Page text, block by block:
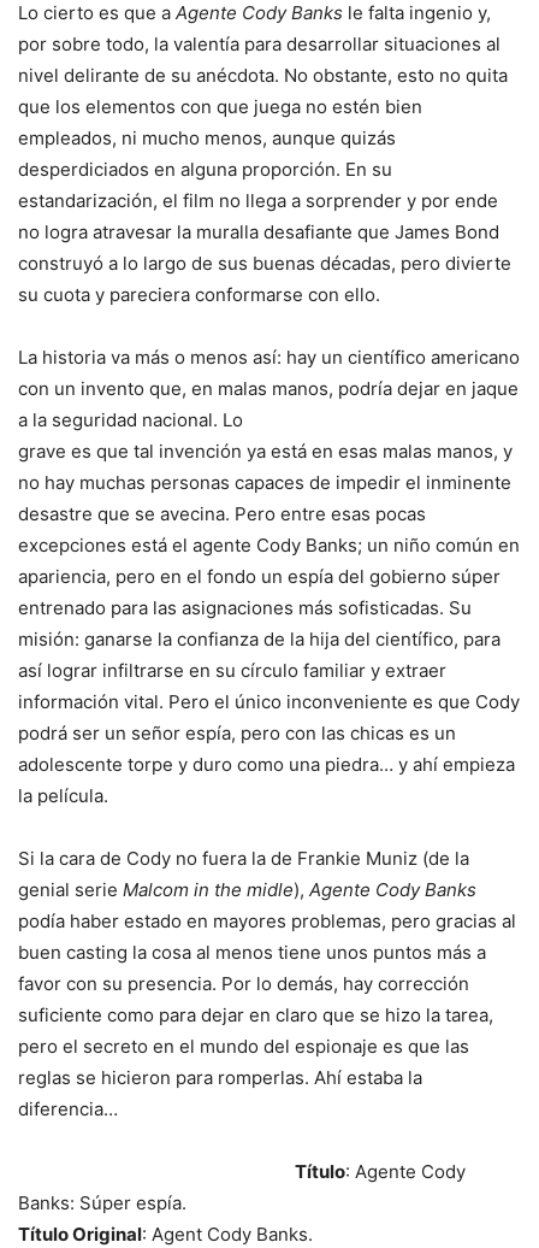
Lo cierto es que a Agente Cody Banks le falta ingenio y,
por sobre todo, la valentía para desarrollar situaciones al
nivel delirante de su anécdota. No obstante, esto no quita
que los elementos con que juega no estén bien
empleados, ni mucho menos, aunque quizás
desperdiciados en alguna proporción. En su
estandarización, el film no llega a sorprender y por ende
no logra atravesar la muralla desafiante que James Bond
construyó a lo largo de sus buenas décadas, pero divierte
su cuota y pareciera conformarse con ello.
La historia va más o menos así: hay un científico americano
con un invento que, en malas manos, podría dejar en jaque
a la seguridad nacional. Lo
grave es que tal invención ya está en esas malas manos, y
no hay muchas personas capaces de impedir el inminente
desastre que se avecina. Pero entre esas pocas
excepciones está el agente Cody Banks; un niño común en
apariencia, pero en el fondo un espía del gobierno súper
entrenado para las asignaciones más sofisticadas. Su
misión: ganarse la confianza de la hija del científico, para
así lograr infiltrarse en su círculo familiar y extraer
información vital. Pero el único inconveniente es que Cody
podrá ser un señor espía, pero con las chicas es un
adolescente torpe y duro como una piedra… y ahí empieza
la película.
Si la cara de Cody no fuera la de Frankie Muniz (de la
genial serie Malcom in the midle), Agente Cody Banks
podía haber estado en mayores problemas, pero gracias al
buen casting la cosa al menos tiene unos puntos más a
favor con su presencia. Por lo demás, hay corrección
suficiente como para dejar en claro que se hizo la tarea,
pero el secreto en el mundo del espionaje es que las
reglas se hicieron para romperlas. Ahí estaba la
diferencia…
Título: Agente Cody
Banks: Súper espía.
Título Original: Agent Cody Banks.